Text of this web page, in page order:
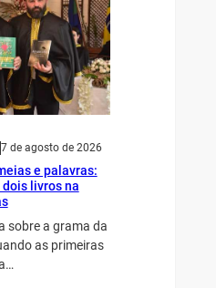
7 de agosto de 2026
e palavras:
livros na
sobre a grama da
as primeiras